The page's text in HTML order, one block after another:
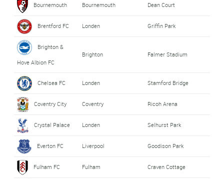
Bournemouth Bournemouth Dean Court
Brentford FC Londen Griffin Park
Brighton &
Hove Albion FC
Brighton Falmer Stadium
Chelsea FC Londen Stamford Bridge
Coventry City Coventry Ricoh Arena
Crystal Palace Londen Selhurst Park
Everton FC Liverpool Goodison Park
Fulham FC Fulham Craven Cottage